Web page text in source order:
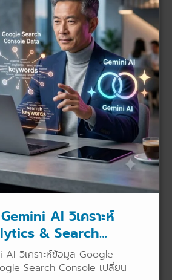
AI วิเคราะห์
& Search
ำ 100%
AI วิเคราะห์ข้อมูล Google
Search Console เปลี่ยน